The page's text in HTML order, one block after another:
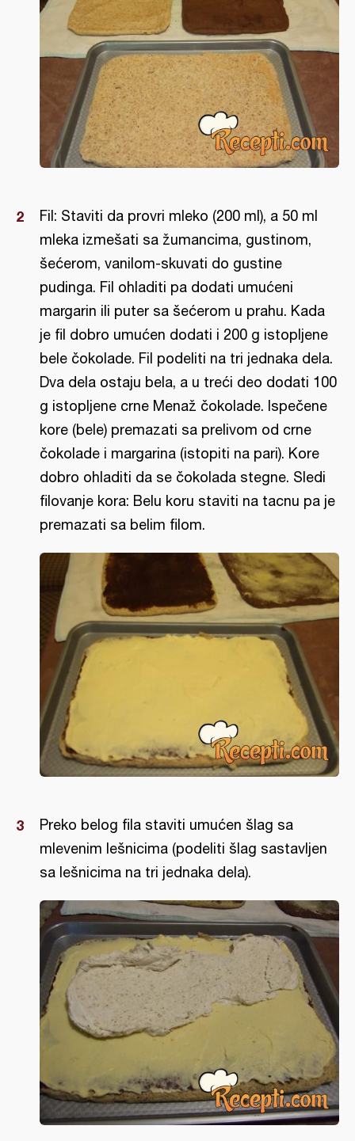
Fil: Staviti da provri mleko (200 ml), a 50 ml
mleka izmešati sa žumancima, gustinom,
šećerom, vanilom-skuvati do gustine
pudinga. Fil ohladiti pa dodati umućeni
margarin ili puter sa šećerom u prahu. Kada
je fil dobro umućen dodati i 200 g istopljene
bele čokolade. Fil podeliti na tri jednaka dela.
Dva dela ostaju bela, a u treći deo dodati 100
g istopljene crne Menaž čokolade. Ispečene
kore (bele) premazati sa prelivom od crne
čokolade i margarina (istopiti na pari). Kore
dobro ohladiti da se čokolada stegne. Sledi
filovanje kora: Belu koru staviti na tacnu pa je
premazati sa belim filom.
Preko belog fila staviti umućen šlag sa
mlevenim lešnicima (podeliti šlag sastavljen
sa lešnicima na tri jednaka dela).